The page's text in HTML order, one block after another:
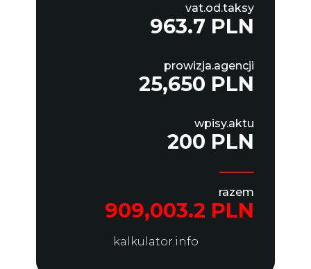
vat.od.taksy
963.7 PLN
prowizja.agencji
25,650 PLN
wpisy.aktu
200 PLN
razem
909,003.2 PLN
kalkulator.info